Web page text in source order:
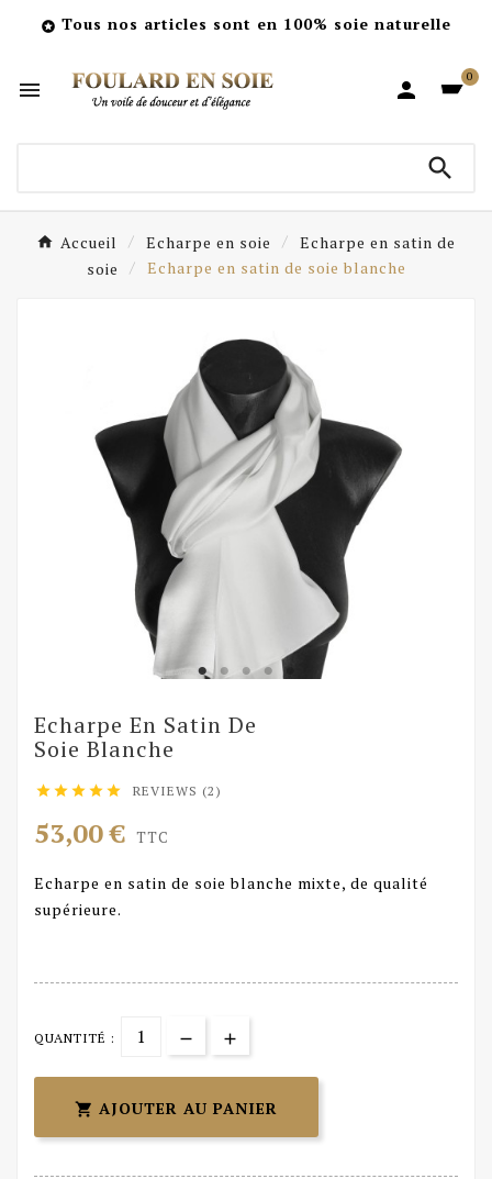
 Tous nos articles sont en 100% soie naturelle
 
0

Accueil Echarpe en soie
Echarpe en satin de
soie
Echarpe en satin de soie blanche
Echarpe En Satin De
Soie Blanche
     REVIEWS (2)
53,00 € TTC
Echarpe en satin de soie blanche mixte, de qualité
supérieure.
QUANTITÉ :
 AJOUTER AU PANIER